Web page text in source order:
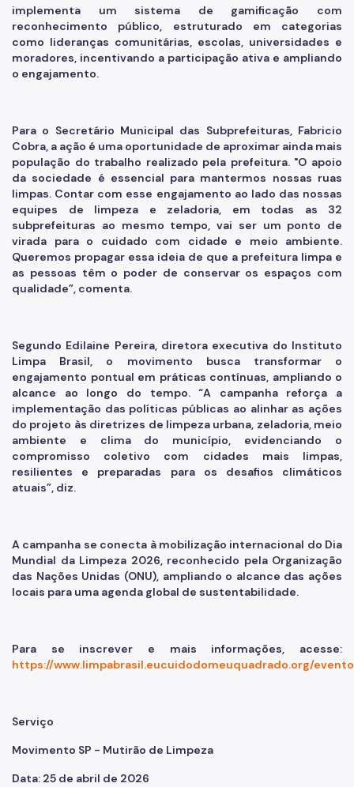
implementa um sistema de gamificação com
reconhecimento público, estruturado em categorias
como lideranças comunitárias, escolas, universidades e
moradores, incentivando a participação ativa e ampliando
o engajamento.
Para o Secretário Municipal das Subprefeituras, Fabricio
Cobra, a ação é uma oportunidade de aproximar ainda mais
população do trabalho realizado pela prefeitura. "O apoio
da sociedade é essencial para mantermos nossas ruas
limpas. Contar com esse engajamento ao lado das nossas
equipes de limpeza e zeladoria, em todas as 32
subprefeituras ao mesmo tempo, vai ser um ponto de
virada para o cuidado com cidade e meio ambiente.
Queremos propagar essa ideia de que a prefeitura limpa e
as pessoas têm o poder de conservar os espaços com
qualidade”, comenta.
Segundo Edilaine Pereira, diretora executiva do Instituto
Limpa Brasil, o movimento busca transformar o
engajamento pontual em práticas contínuas, ampliando o
alcance ao longo do tempo. “A campanha reforça a
implementação das políticas públicas ao alinhar as ações
do projeto às diretrizes de limpeza urbana, zeladoria, meio
ambiente e clima do município, evidenciando o
compromisso coletivo com cidades mais limpas,
resilientes e preparadas para os desafios climáticos
atuais”, diz.
A campanha se conecta à mobilização internacional do Dia
Mundial da Limpeza 2026, reconhecido pela Organização
das Nações Unidas (ONU), ampliando o alcance das ações
locais para uma agenda global de sustentabilidade.
Para se inscrever e mais informações, acesse:
https://www.limpabrasil.eucuidodomeuquadrado.org/
Serviço
Movimento SP - Mutirão de Limpeza
Data: 25 de abril de 2026